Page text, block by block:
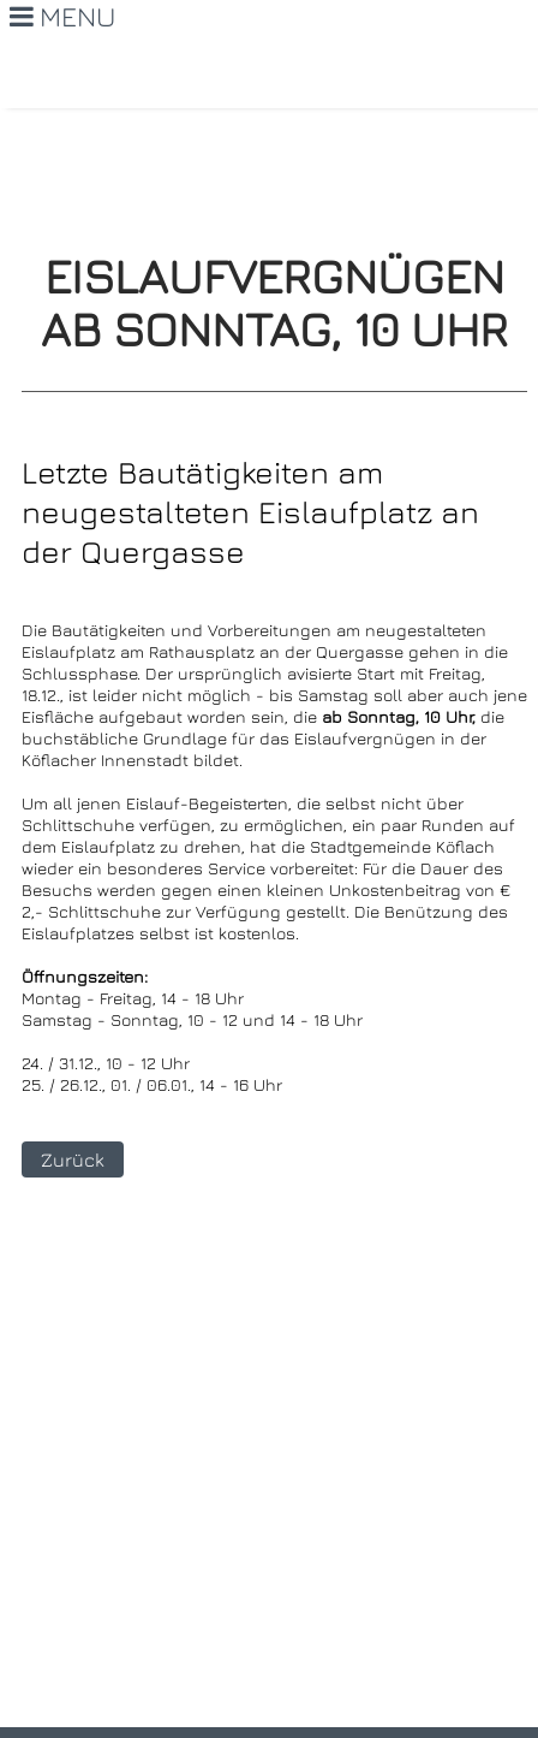
MENU
EISLAUFVERGNÜGEN
AB SONNTAG, 10 UHR
Letzte Bautätigkeiten am
neugestalteten Eislaufplatz an
der Quergasse
Die Bautätigkeiten und Vorbereitungen am neugestalteten
Eislaufplatz am Rathausplatz an der Quergasse gehen in die
Schlussphase. Der ursprünglich avisierte Start mit Freitag,
18.12., ist leider nicht möglich - bis Samstag soll aber auch jene
Eisfläche aufgebaut worden sein, die ab Sonntag, 10 Uhr,die
buchstäbliche Grundlage für das Eislaufvergnügen in der
Köflacher Innenstadt bildet.
Um all jenen Eislauf-Begeisterten, die selbst nicht über
Schlittschuhe verfügen, zu ermöglichen, ein paar Runden auf
dem Eislaufplatz zu drehen, hat die Stadtgemeinde Köflach
wieder ein besonderes Service vorbereitet: Für die Dauer des
Besuchs werden gegen einen kleinen Unkostenbeitrag von €
2,- Schlittschuhe zur Verfügung gestellt. Die Benützung des
Eislaufplatzes selbst ist kostenlos.
Öffnungszeiten:
Montag - Freitag, 14 - 18 Uhr
Samstag - Sonntag, 10 - 12 und 14 - 18 Uhr
24. / 31.12., 10 - 12 Uhr
25. / 26.12., 01. / 06.01., 14 - 16 Uhr
Zurück